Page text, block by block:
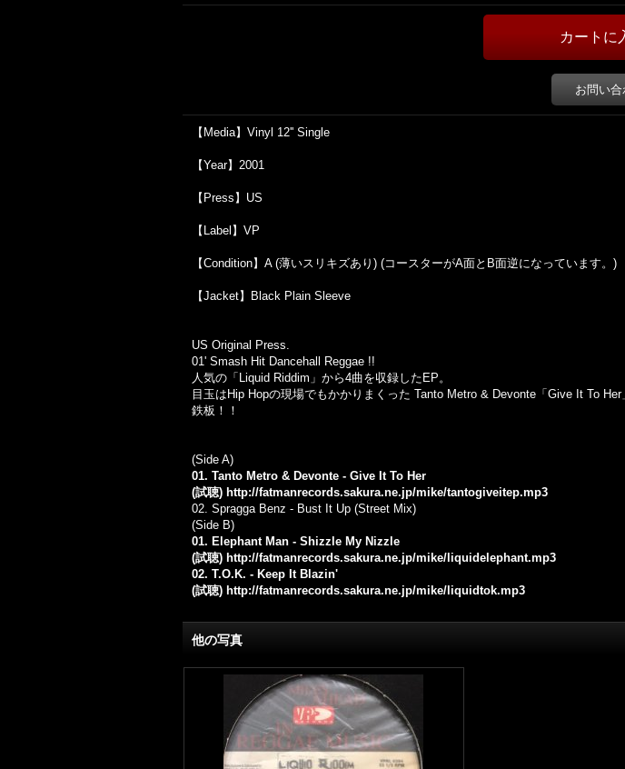
お問い合
【Media】Vinyl 12'' Single
【Year】2001
【Press】US
【Label】VP
【Condition】A (薄いスリキズあり) (コースターがA面とB面逆になっています。)
【Jacket】Black Plain Sleeve
US Original Press.
01' Smash Hit Dancehall Reggae !!
人気の「Liquid Riddim」から4曲を収録したEP。
目玉はHip Hopの現場でもかかりまくった Tanto Metro & Devonte「Give It To
鉄板！！
(Side A)
01. Tanto Metro & Devonte - Give It To Her
(試聴) http://fatmanrecords.sakura.ne.jp/mike/tantogiveitep.mp3
02. Spragga Benz - Bust It Up (Street Mix)
(Side B)
01. Elephant Man - Shizzle My Nizzle
(試聴) http://fatmanrecords.sakura.ne.jp/mike/liquidelephant.mp3
02. T.O.K. - Keep It Blazin'
(試聴) http://fatmanrecords.sakura.ne.jp/mike/liquidtok.mp3
他の写真